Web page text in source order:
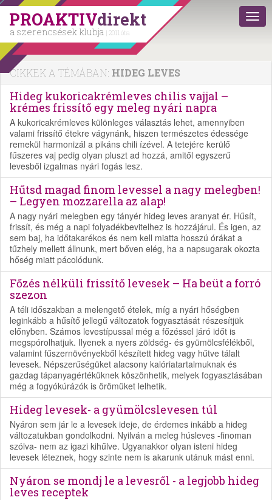
PROAKTIVdirekt
a szerencsések klubja | 2011 óta
CIKKEK A TÉMÁBAN: HIDEG LEVES
Hideg kukoricakrémleves chilis vajjal –
krémes frissítő egy meleg nyári napra
A kukoricakrémleves különleges választás lehet, amennyiben
valami frissítő étekre vágynánk, hiszen természetes édessége
remekül harmonizál a pikáns chili ízével. A tetejére kerülő
fűszeres vaj pedig olyan pluszt ad hozzá, amitől egyszerű
levesből izgalmas nyári fogás lesz.
Hűtsd magad finom levessel a nagy melegben!
– Legyen mozzarella az alap!
A nagy nyári melegben egy tányér hideg leves aranyat ér. Hűsít,
frissít, és még a napi folyadékbevitelhez is hozzájárul. És igen, az
sem baj, ha időtakarékos és nem kell miatta hosszú órákat a
tűzhely mellett állnunk, mert bőven elég, ha a napsugarak okozta
hőség miatt pácolódunk.
Főzés nélküli frissítő levesek – Ha beüt a forró
szezon
A téli időszakban a melengető ételek, míg a nyári hőségben
leginkább a hűsítő jellegű változatok fogyasztását részesítjük
előnyben. Számos levestípussal még a főzéssel járó időt is
megspórolhatjuk. Ilyenek a nyers zöldség- és gyümölcsfélékből,
valamint fűszernövényekből készített hideg vagy hűtve tálalt
levesek. Népszerűségüket alacsony kalóriatartalmuknak és
gazdag tápanyagértéküknek köszönhetik, melyek fogyasztásában
még a fogyókúrázók is örömüket lelhetik.
Hideg levesek- a gyümölcslevesen túl
Nyáron sem jár le a levesek ideje, de érdemes inkább a hideg
változatukban gondolkodni. Nyilván a meleg húsleves -finoman
szólva- nem az igazi kihűlve. Ugyanakkor olyan isteni hideg
levesek léteznek, hogy szinte nem is akarunk utánuk mást enni.
Nyáron se mondj le a levesről - a legjobb hideg
leves receptek